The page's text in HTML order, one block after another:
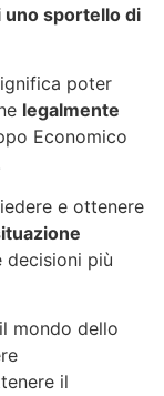
uno sportello di
poter
legalmente
Economico
e ottenere
decisioni più
mondo dello
il